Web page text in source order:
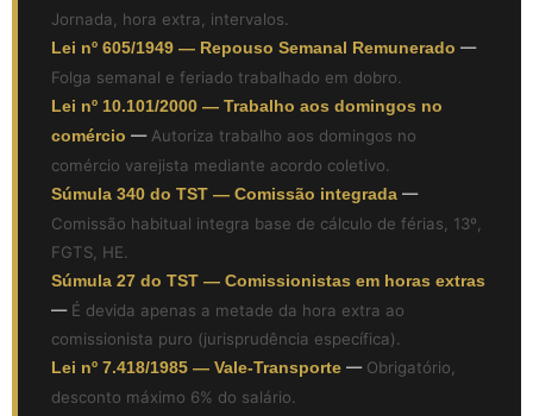
Jornada, hora extra, intervalos.
Lei nº 605/1949 — Repouso Semanal Remunerado —
Folga semanal e feriado trabalhado em dobro.
Lei nº 10.101/2000 — Trabalho aos domingos no
comércio — Autoriza trabalho aos domingos no
comércio varejista mediante acordo coletivo.
Súmula 340 do TST — Comissão integrada —
Comissão habitual integra base de cálculo de férias, 13º,
FGTS, HE.
Súmula 27 do TST — Comissionistas em horas extras
— É devida apenas a metade da hora extra ao
comissionista puro (jurisprudência específica).
Lei nº 7.418/1985 — Vale-Transporte — Obrigatório,
desconto máximo 6% do salário.